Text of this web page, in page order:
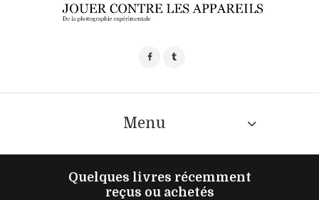
Menu
Quelques livres récemment
reçus ou achetés